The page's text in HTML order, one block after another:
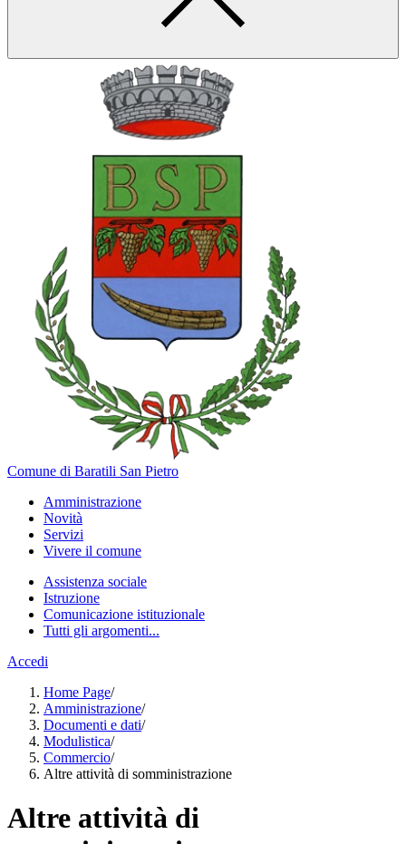
Comune di Baratili San Pietro
Amministrazione
Novità
Servizi
Vivere il comune
Assistenza sociale
Istruzione
Comunicazione istituzionale
Tutti gli argomenti...
Accedi
Home Page/
Amministrazione/
Documenti e dati/
Modulistica/
Commercio/
Altre attività di somministrazione
Altre attività di